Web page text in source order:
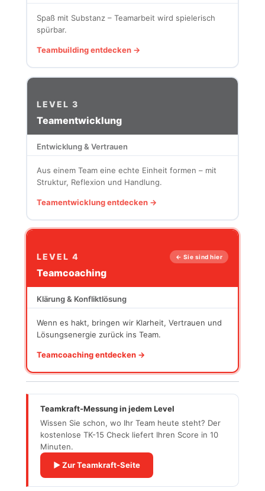
Spaß mit Substanz – Teamarbeit wird spielerisch
spürbar.
Teambuilding entdecken →
LEVEL 3
Teamentwicklung
Entwicklung & Vertrauen
Aus einem Team eine echte Einheit formen – mit
Struktur, Reflexion und Handlung.
Teamentwicklung entdecken →
LEVEL 4 ← Sie sind hier
Teamcoaching
Klärung & Konfliktlösung
Wenn es hakt, bringen wir Klarheit, Vertrauen und
Lösungsenergie zurück ins Team.
Teamcoaching entdecken →
Teamkraft-Messung in jedem Level
Wissen Sie schon, wo Ihr Team heute steht? Der
kostenlose TK-15 Check liefert Ihren Score in 10
Minuten.
▶ Zur Teamkraft-Seite